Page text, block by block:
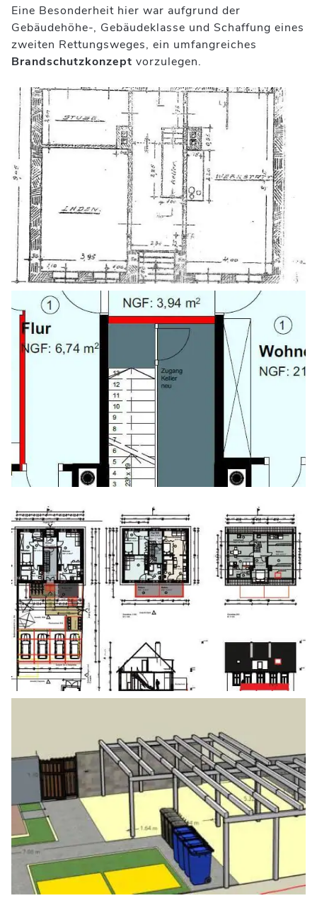
Eine Besonderheit hier war aufgrund der
Gebäudehöhe-, Gebäudeklasse und Schaffung eines
zweiten Rettungsweges, ein umfangreiches
Brandschutzkonzept vorzulegen.